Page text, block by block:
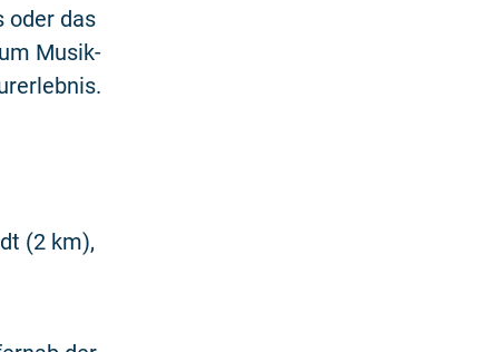
oder das
Musik-
(2 km),